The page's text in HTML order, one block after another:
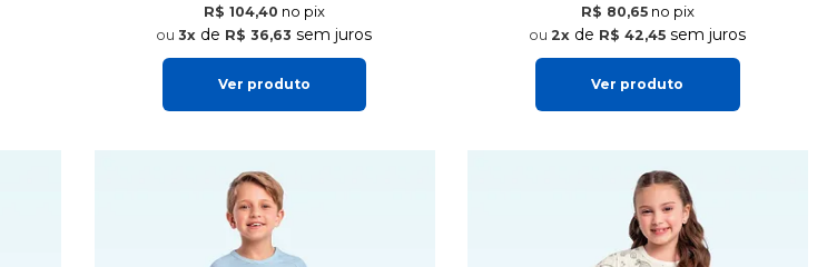
R$ 104,40 no pix
3x de R$ 36,63 sem juros
Ver produto
R$ 80,65 no pix
2x de R$ 42,45sem juros
Ver produto